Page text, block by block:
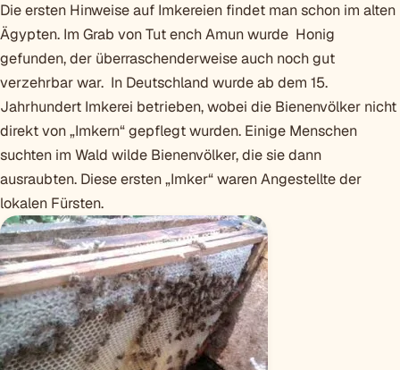
Die ersten Hinweise auf Imkereien findet man schon im alten
Ägypten. Im Grab von Tut ench Amun wurde Honig
gefunden, der überraschenderweise auch noch gut
verzehrbar war. In Deutschland wurde ab dem 15.
Jahrhundert Imkerei betrieben, wobei die Bienenvölker nicht
direkt von „Imkern“ gepflegt wurden. Einige Menschen
suchten im Wald wilde Bienenvölker, die sie dann
ausraubten. Diese ersten „Imker“ waren Angestellte der
lokalen Fürsten.